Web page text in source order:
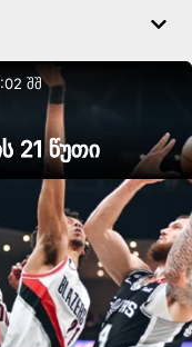
შშ
21 წუთი